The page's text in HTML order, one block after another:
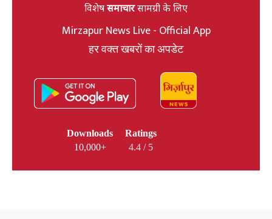
विशेषसमाचारसामग्री के लिए
Mirzapur News Live - Official App
हर वक्त खबरों का अपडेट
Downloads
10,000+
Ratings
4.4 / 5